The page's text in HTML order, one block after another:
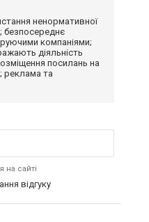
ненормативної
безпосереднє
компаніями;
діяльність
посилань на
реклама та
на сайті
відгуку